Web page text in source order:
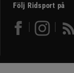
Följ Ridsport på